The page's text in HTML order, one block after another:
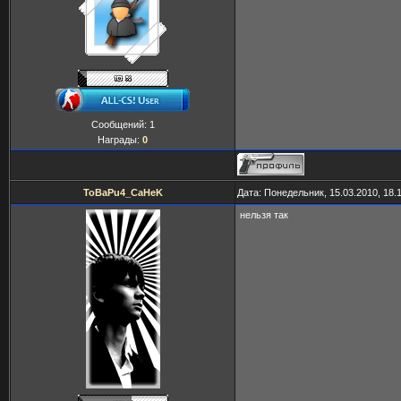
Сообщений: 1
Награды: 0
ToBaPu4_CaHeK Дата: Понедельник, 15.03.2010,
нельзя так